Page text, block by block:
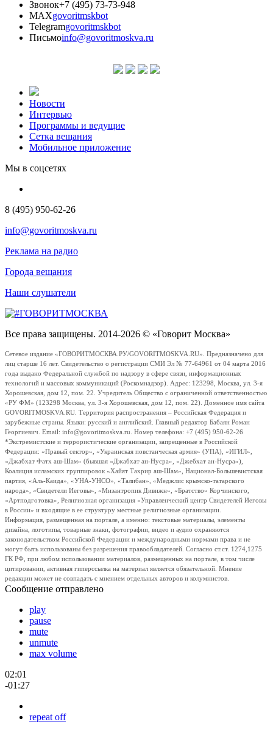
Звонок+7 (495) 73-73-948
MAXgovoritmskbot
Telegramgovoritmskbot
Письмоinfo@govoritmoskva.ru
Новости
Интервью
Программы и ведущие
Сетка вещания
Мобильное приложение
Мы в соцсетях
8 (495) 950-62-26
info@govoritmoskva.ru
Реклама на радио
Города вещания
Наши слушатели
Все права защищены. 2014-2026 © «Говорит Москва»
Сетевое издание «ГОВОРИТМОСКВА.РУ/GOVORITMOSKVA.RU». Предназначено для
лиц старше 16 лет. Свидетельство о регистрации СМИ Эл № 77-64961 от 04 марта 2016
года выдано Федеральной службой по надзору в сфере связи, информационных
технологий и массовых коммуникаций (Роскомнадзор). Адрес: 123298, Москва, ул. 3-я
Хорошевская, дом 12, пом. 22. Учредитель Общество с ограниченной ответственностью
«РУ ФМ» (123298 Москва, ул. 3-я Хорошевская, дом 12, пом. 22). Доменное имя сайта
GOVORITMOSKVA.RU. Территория распространения – Российская Федерация и
зарубежные страны. Языки: русский и английский. Главный редактор Бабаян Роман
Георгиевич. Email: info@govoritmoskva.ru. Номер телефона: +7 (495) 950-62-26
*Экстремистские и террористические организации, запрещенные в Российской
Федерации: «Правый сектор», «Украинская повстанческая армия» (УПА), «ИГИЛ»,
«Джабхат Фатх аш-Шам» (бывшая «Джабхат ан-Нусра», «Джебхат ан-Нусра»),
Коалиция исламских группировок «Хайят Тахрир аш-Шам», Национал-Большевистская
партия, «Аль-Каида», «УНА-УНСО», «Талибан», «Меджлис крымско-татарского
народа», «Свидетели Иеговы», «Мизантропик Дивижн», «Братство» Корчинского,
«Артподготовка», Религиозная организация «Управленческий центр Свидетелей Иеговы
в России» и входящие в ее структуру местные религиозные организации.
Информация, размещенная на портале, а именно: текстовые материалы, элементы
дизайна, логотипы, товарные знаки, фотографии, видео и аудио охраняются
законодательством Российской Федерации и международными нормами права и не
могут быть использованы без разрешения правообладателей. Согласно ст.ст. 1274,1275
ГК РФ, при любом использовании материалов, размещенных на портале, в том числе
цитировании, активная гиперссылка на материал является обязательной. Мнение
редакции может не совпадать с мнением отдельных авторов и колумнистов.
Сообщение отправлено
play
pause
mute
unmute
max volume
02:01
-01:27
repeat off